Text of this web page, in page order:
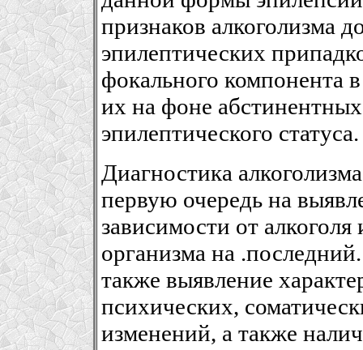
признаков алкоголизма
эпилептических
фокального компонента
их на фоне абстинентных
эпилептического статуса.
Диагностика
первую очередь на
зависимости от
организма на
также выявление
психических,
изменений, а также